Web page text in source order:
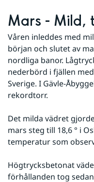
Mars - Mild,
Våren inleddes med
början och slutet av
nordliga banor.
nederbörd i fjällen
Sverige. I Gävle-
rekordtorr.
Det milda vädret
mars steg till 18,6 ° i
temperatur som
Högtrycksbetonat